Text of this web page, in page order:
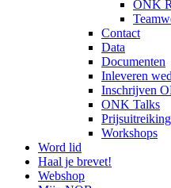
ONK
Contact
Data
Documenten
Inleveren
Inschrijven
ONK Talks
Prijsuitreiking
Workshops
Word lid
Haal je brevet!
Webshop